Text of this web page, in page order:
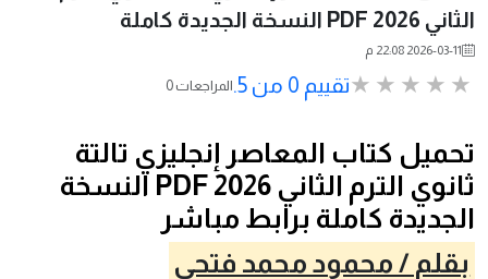
الثاني 2026 PDF النسخة الجديدة كاملة
2026-03-11 22:08 م
تقييم 0 من 5. 0 المراجعات
تحميل كتاب المعاصر إنجليزي تالتة
ثانوي الترم الثاني 2026 PDF النسخة
الجديدة كاملة برابط مباشر
بقلم / محمود محمد فتحي